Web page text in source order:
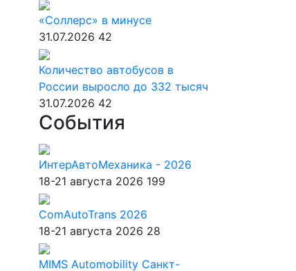
«Соллерс» в минусе
31.07.2026 42
Количество автобусов в
России выросло до 332 тысяч
31.07.2026 42
События
ИнтерАвтоМеханика - 2026
18-21 августа 2026 199
ComAutoTrans 2026
18-21 августа 2026 28
MIMS Automobility Санкт-